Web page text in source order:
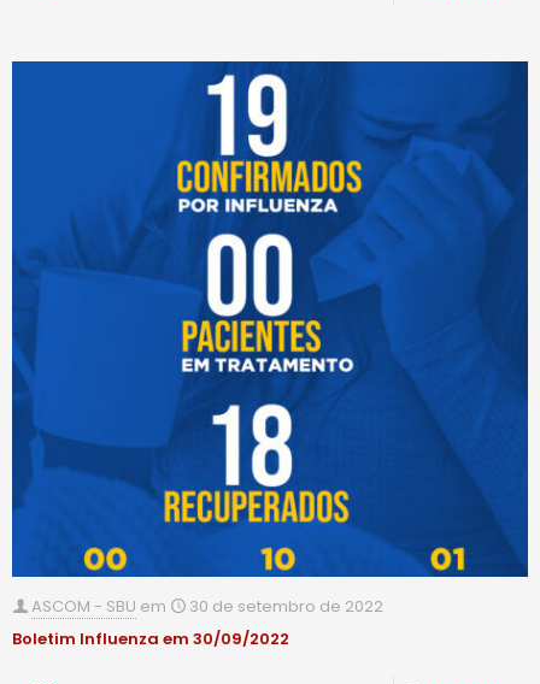
ASCOM - SBU em
30 de setembro de 2022
Boletim Influenza em 30/09/2022